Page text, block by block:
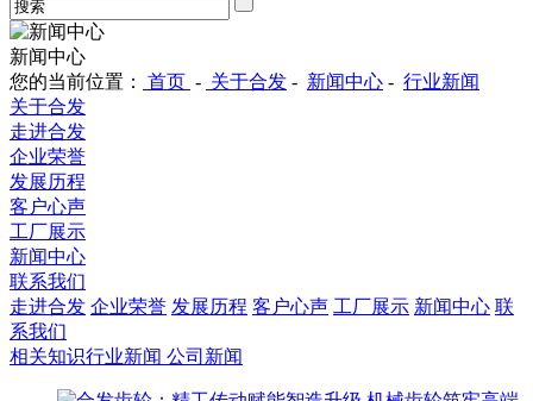
新闻中心
您的当前位置：
首页 - 关于合发 - 新闻中心 - 行业新闻
关于合发
走进合发
企业荣誉
发展历程
客户心声
工厂展示
新闻中心
联系我们
走进合发 企业荣誉 发展历程 客户心声 工厂展示 新闻中心 联
系我们
相关知识行业新闻 公司新闻